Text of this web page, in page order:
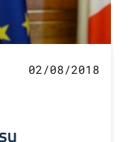
02/08/2018